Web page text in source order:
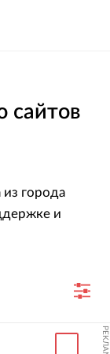
сайтов
из города
и
тех,
РЕКЛАМА